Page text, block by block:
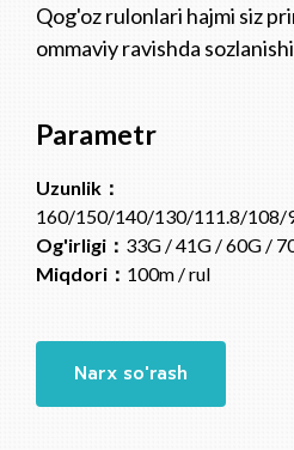
Qog'oz rulonlari hajmi siz
ommaviy ravishda
Parametr
Uzunlik：
160/150/140/130/111.8/
Og'irligi： 33G / 41G / 60G /
Miqdori： 100m / rul
Narx so'rash